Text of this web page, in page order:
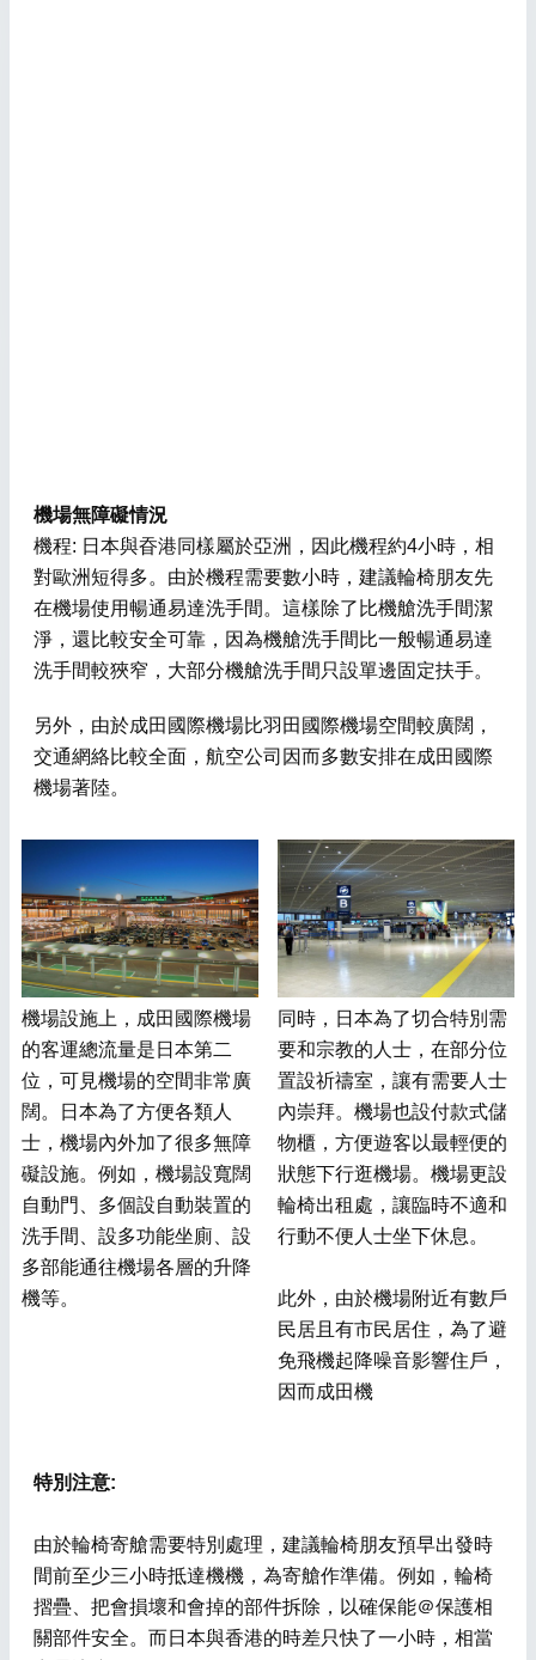
機場無障礙情況
機程: 日本與昋港同樣屬於亞洲，因此機程約4小時，相
對歐洲短得多。由於機程需要數小時，建議輪椅朋友先
在機場使用暢通易達洗手間。這樣除了比機艙洗手間潔
淨，還比較安全可靠，因為機艙洗手間比一般暢通易達
洗手間較狹窄，大部分機艙洗手間只設單邊固定扶手。
另外，由於成田國際機場比羽田國際機場空間較廣闊，
交通網絡比較全面，航空公司因而多數安排在成田國際
機場著陸。
機場設施上，成田國際機場
的客運總流量是日本第二
位，可見機場的空間非常廣
闊。日本為了方便各類人
士，機場內外加了很多無障
礙設施。例如，機場設寬闊
自動門、多個設自動裝置的
洗手間、設多功能坐廁、設
多部能通往機場各層的升降
機等。
同時，日本為了切合特別需
要和宗教的人士，在部分位
置設祈禱室，讓有需要人士
內崇拜。機場也設付款式儲
物櫃，方便遊客以最輕便的
狀態下行逛機場。機場更設
輪椅出租處，讓臨時不適和
行動不便人士坐下休息。
此外，由於機場附近有數戶
民居且有市民居住，為了避
免飛機起降噪音影響住戶，
因而成田機
特別注意:
由於輪椅寄艙需要特別處理，建議輪椅朋友預早出發時
間前至少三小時抵達機機，為寄艙作準備。例如，輪椅
摺疊、把會損壞和會掉的部件拆除，以確保能＠保護相
關部件安全。而日本與香港的時差只快了一小時，相當